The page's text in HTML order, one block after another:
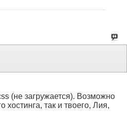
(не загружается). Возможно
хостинга, так и твоего, Лия,